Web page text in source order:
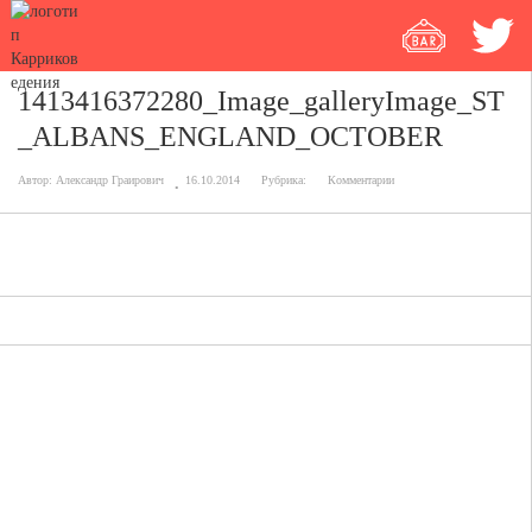
1413416372280_Image_galleryImage_ST
_ALBANS_ENGLAND_OCTOBER
Автор: Александр Граирович 16.10.2014 Рубрика: Комментарии